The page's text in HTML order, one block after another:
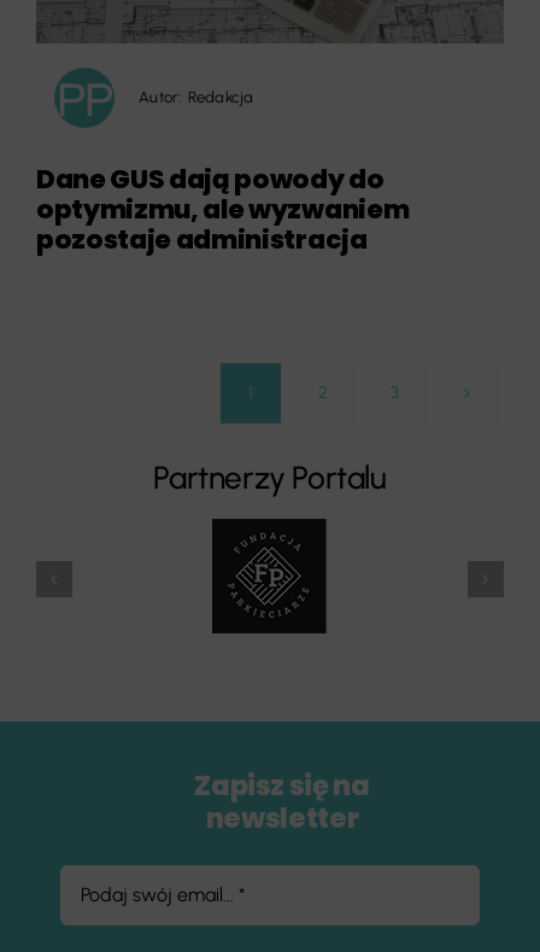
Autor: Redakcja
Dane GUS dają powody do
optymizmu, ale wyzwaniem
pozostaje administracja
1 2 3
Partnerzy Portalu
Zapisz się na
newsletter